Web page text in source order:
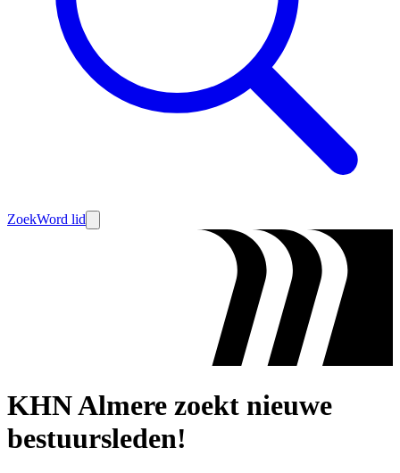
ZoekWord lid
KHN Almere zoekt nieuwe
bestuursleden!